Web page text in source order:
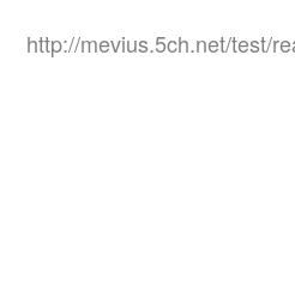
http://mevius.5ch.net/test/